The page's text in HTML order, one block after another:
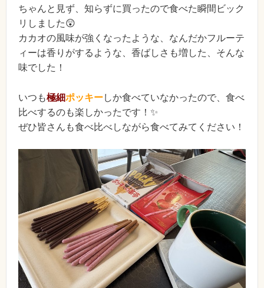
ちゃんと見ず、知らずに買ったので食べた瞬間ビック
リしました😲
カカオの風味が強くなったような、なんだかフルーテ
ィーは香りがするような、香ばしさも増した、そんな
味でした！
いつも極細ポッキーしか食べていなかったので、食べ
比べするのも楽しかったです！✨
ぜひ皆さんも食べ比べしながら食べてみてください！